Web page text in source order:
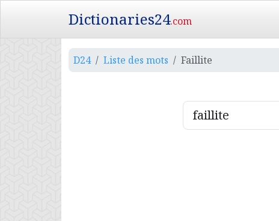
Dictionaries24.com
D24 Liste des mots Faillite